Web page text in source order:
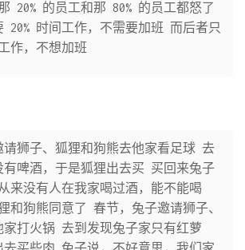
20% 的员工和那 80% 的员工都怒了
20% 时间工作，不需要加班 而后者只
作，不想加班
请狮子、狐狸和狗熊去他家看足球 去
有啤酒，于是狐狸出去买 买回来兔子
来没有人在我家喝过酒，能不能喝
和狗熊同意了 春节，兔子邀请狮子、
家打火锅 去到发现兔子家只有红萝